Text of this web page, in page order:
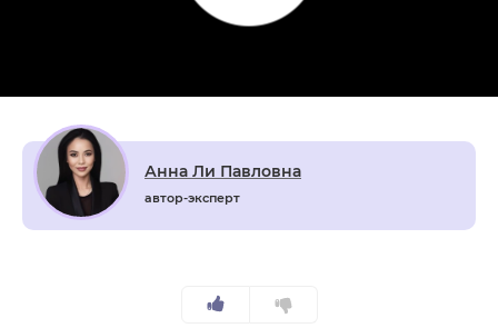
Анна Ли Павловна
автор-эксперт